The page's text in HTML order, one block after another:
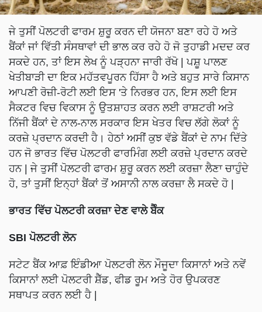
ਜੇ ਤੁਸੀਂ ਪੋਲਟਰੀ ਫਾਰਮ ਸ਼ੁਰੂ ਕਰਨ ਦੀ ਯੋਜਨਾ ਬਣਾ ਰਹੇ ਹੋ ਅਤੇ
ਬੈਂਕਾਂ ਜਾਂ ਵਿੱਤੀ ਸੰਸਥਾਵਾਂ ਦੀ ਭਾਲ ਕਰ ਰਹੇ ਹੋ ਜੋ ਤੁਹਾਡੀ ਮਦਦ ਕਰ
ਸਕਦੇ ਹਨ, ਤਾਂ ਇਸ ਲੇਖ ਨੂੰ ਪੜ੍ਹਨਾ ਜਾਰੀ ਰੱਖੋ | ਪਸ਼ੂ ਪਾਲਣ
ਖੇਤੀਬਾੜੀ ਦਾ ਇਕ ਮਹੱਤਵਪੂਰਨ ਹਿੱਸਾ ਹੈ ਅਤੇ ਬਹੁਤ ਸਾਰੇ ਕਿਸਾਨ
ਆਪਣੀ ਰੋਜ਼ੀ-ਰੋਟੀ ਲਈ ਇਸ 'ਤੇ ਨਿਰਭਰ ਹਨ, ਇਸ ਲਈ ਇਸ
ਸੈਕਟਰ ਵਿਚ ਵਿਕਾਸ ਨੂੰ ਉਤਸ਼ਾਹਤ ਕਰਨ ਲਈ ਰਾਸ਼ਟਰੀ ਅਤੇ
ਨਿੱਜੀ ਬੈਂਕਾਂ ਦੇ ਨਾਲ-ਨਾਲ ਸਰਕਾਰ ਇਸ ਖੇਤਰ ਵਿਚ ਲੱਗੇ ਲੋਕਾਂ ਨੂੰ
ਕਰਜ਼ੇ ਪ੍ਰਦਾਨ ਕਰਦੀ ਹੈ। ਹੇਠਾਂ ਅਸੀਂ ਕੁਝ ਵੱਡੇ ਬੈਂਕਾਂ ਦੇ ਨਾਮ ਦਿੱਤੇ
ਹਨ ਜੋ ਭਾਰਤ ਵਿੱਚ ਪੋਲਟਰੀ ਫਾਰਮਿੰਗ ਲਈ ਕਰਜ਼ੇ ਪ੍ਰਦਾਨ ਕਰਦੇ
ਹਨ | ਜੇ ਤੁਸੀਂ ਪੋਲਟਰੀ ਫਾਰਮ ਸ਼ੁਰੂ ਕਰਨ ਲਈ ਕਰਜ਼ਾ ਲੈਣਾ ਚਾਹੁੰਦੇ
ਹੋ, ਤਾਂ ਤੁਸੀਂ ਇਨ੍ਹਾਂ ਬੈਂਕਾਂ ਤੋਂ ਅਸਾਨੀ ਨਾਲ ਕਰਜ਼ਾ ਲੈ ਸਕਦੇ ਹੋ |
ਭਾਰਤ ਵਿੱਚ ਪੋਲਟਰੀ ਕਰਜ਼ਾ ਦੇਣ ਵਾਲੇ ਬੈੰਕ
SBI ਪੋਲਟਰੀ ਲੋਨ
ਸਟੇਟ ਬੈਂਕ ਆਫ਼ ਇੰਡੀਆ ਪੋਲਟਰੀ ਲੋਨ ਮੌਜੂਦਾ ਕਿਸਾਨਾਂ ਅਤੇ ਨਵੇਂ
ਕਿਸਾਨਾਂ ਲਈ ਪੋਲਟਰੀ ਸ਼ੈੱਡ, ਫੀਡ ਰੂਮ ਅਤੇ ਹੋਰ ਉਪਕਰਣ
ਸਥਾਪਤ ਕਰਨ ਲਈ ਹੈ |